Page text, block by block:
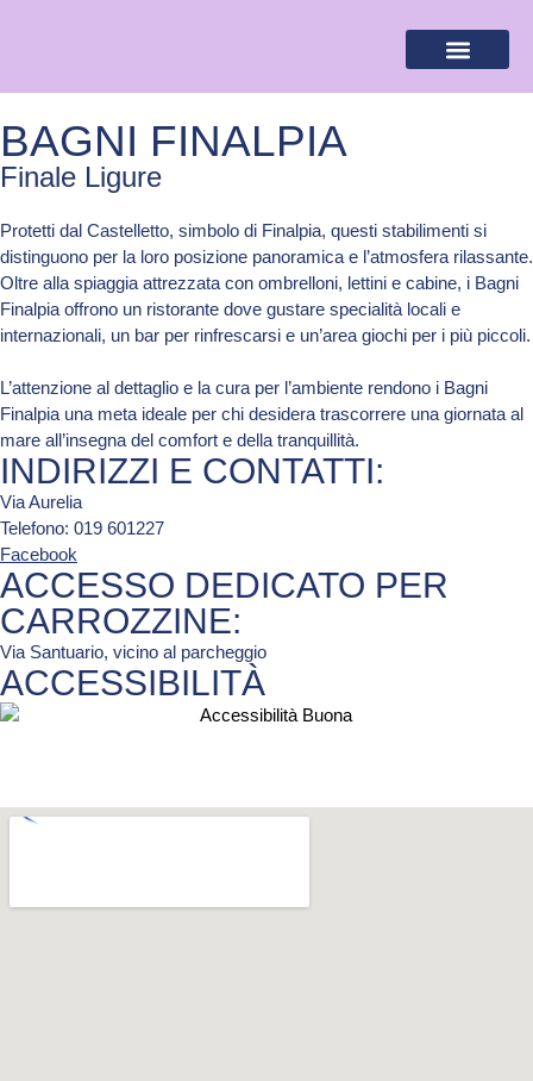
BAGNI FINALPIA
Finale Ligure
Protetti dal Castelletto, simbolo di Finalpia, questi stabilimenti si
distinguono per la loro posizione panoramica e l’atmosfera rilassante.
Oltre alla spiaggia attrezzata con ombrelloni, lettini e cabine, i Bagni
Finalpia offrono un ristorante dove gustare specialità locali e
internazionali, un bar per rinfrescarsi e un’area giochi per i più piccoli.
L’attenzione al dettaglio e la cura per l’ambiente rendono i Bagni
Finalpia una meta ideale per chi desidera trascorrere una giornata al
mare all’insegna del comfort e della tranquillità.
INDIRIZZI E CONTATTI:​
Via Aurelia
Telefono: 019 601227
Facebook
ACCESSO DEDICATO PER
CARROZZINE:
Via Santuario, vicino al parcheggio
ACCESSIBILITÀ